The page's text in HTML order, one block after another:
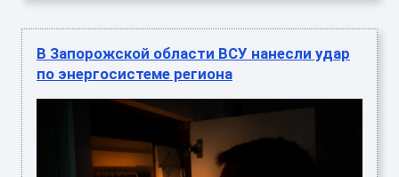
В Запорожской области ВСУ нанесли удар
по энергосистеме региона